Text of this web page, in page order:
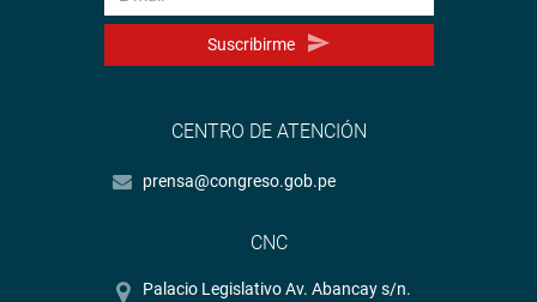
Suscribirme
CENTRO DE ATENCIÓN
prensa@congreso.gob.pe
CNC
Palacio Legislativo Av. Abancay s/n.